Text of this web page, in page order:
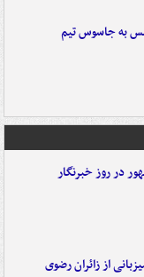
به جاسوس تیم
در روز خبرنگار
از زائران رضوی